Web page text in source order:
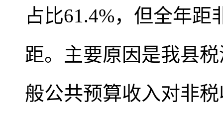
占比61.4%，但全年
距。主要原因是我县
般公共预算收入对非